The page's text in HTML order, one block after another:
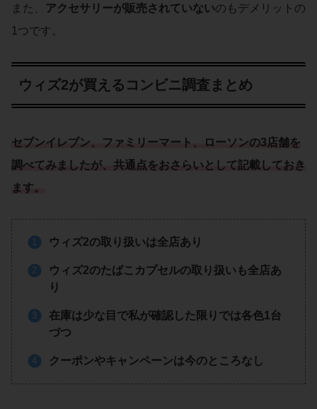
また、 アクセサリーが販売されていないのもデメリットの
1つです。
ウィズ2が買えるコンビニ調査まとめ
セブンイレブン、 ファミリーマート 、 ローソンの3店舗を
調べてみましたが、共通点をおさらいとして記載しておき
ます。
ウィズ2の取り扱いは全店あり
ウィズ2のたばこカプセルの取り扱いも全店あ
り
在庫は少な目で私が確認した限りでは各色1台
づつ
クーポンやキャンペーンは今のところなし